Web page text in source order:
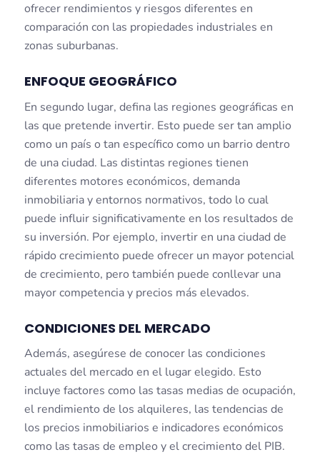
ofrecer rendimientos y riesgos diferentes en
comparación con las propiedades industriales en
zonas suburbanas.
ENFOQUE GEOGRÁFICO
En segundo lugar, defina las regiones geográficas en
las que pretende invertir. Esto puede ser tan amplio
como un país o tan específico como un barrio dentro
de una ciudad. Las distintas regiones tienen
diferentes motores económicos, demanda
inmobiliaria y entornos normativos, todo lo cual
puede influir significativamente en los resultados de
su inversión. Por ejemplo, invertir en una ciudad de
rápido crecimiento puede ofrecer un mayor potencial
de crecimiento, pero también puede conllevar una
mayor competencia y precios más elevados.
CONDICIONES DEL MERCADO
Además, asegúrese de conocer las condiciones
actuales del mercado en el lugar elegido. Esto
incluye factores como las tasas medias de ocupación,
el rendimiento de los alquileres, las tendencias de
los precios inmobiliarios e indicadores económicos
como las tasas de empleo y el crecimiento del PIB.